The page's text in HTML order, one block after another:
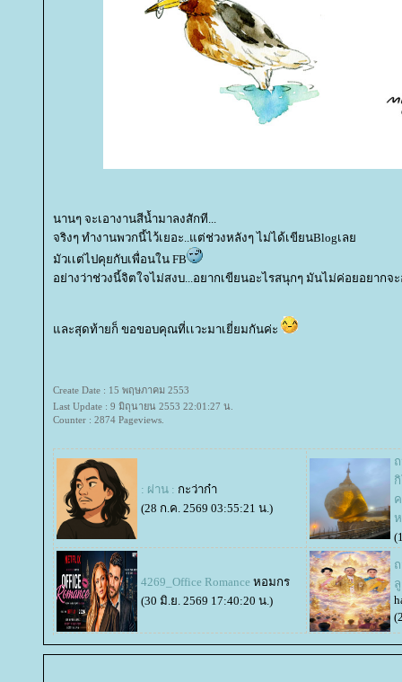
นานๆ จะเอางานสีน้ำมาลงสักที...
จริงๆ ทำงานพวกนี้ไว้เยอะ..แต่ช่วงหลังๆ ไม่ได้เขียนBlogเล
มัวเเต่ไปคุยกับเพื่อนใน FB
อย่างว่าช่วงนี้จิตใจไม่สงบ...อยากเขียนอะไรสนุกๆ มันไม่ค่อยอยากจะ
ละสุดท้ายก็ ขอขอบคุณที่เเวะมาเยี่ยมกันค่ะ
Create Date : 15 พฤษภาคม 2553
Last Update : 9 มิถุนายน 2553 22:01:27 น.
Counter : 2874 Pageviews.
: ผ่าน : กะว่าก๋า
(28 ก.ค. 2569 03:55:21 น.)
4269_Office Romance หอมกร
(30 มิ.ย. 2569 17:40:20 น.)